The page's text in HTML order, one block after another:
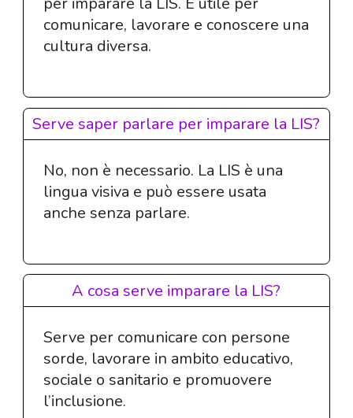
comunicare, lavorare e conoscere una
cultura diversa.
Serve saper parlare per imparare la LIS?
No, non è necessario. La LIS è una
lingua visiva e può essere usata
anche senza parlare.
A cosa serve imparare la LIS?
Serve per comunicare con persone
sorde, lavorare in ambito educativo,
sociale o sanitario e promuovere
l’inclusione.